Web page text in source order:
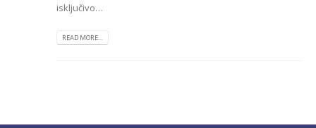
isključivo…
READ MORE...